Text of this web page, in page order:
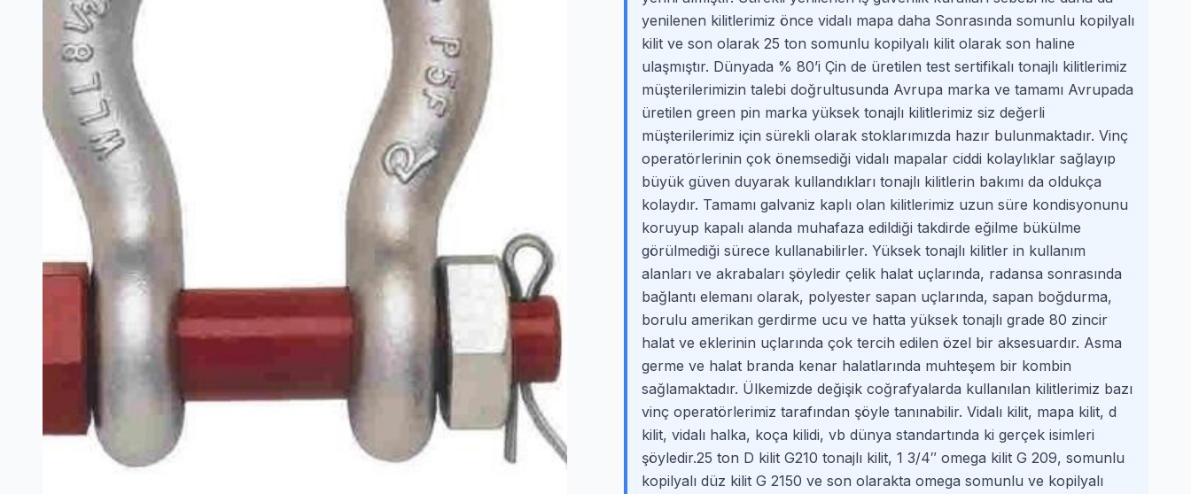
yenilenen kilitlerimiz önce vidalı mapa daha Sonrasında somunlu kopilyalı
kilit ve son olarak 25 ton somunlu kopilyalı kilit olarak son haline
ulaşmıştır. Dünyada % 80’i Çin de üretilen test sertifikalı tonajlı kilitlerimiz
müşterilerimizin talebi doğrultusunda Avrupa marka ve tamamı Avrupada
üretilen green pin marka yüksek tonajlı kilitlerimiz siz değerli
müşterilerimiz için sürekli olarak stoklarımızda hazır bulunmaktadır. Vinç
operatörlerinin çok önemsediği vidalı mapalar ciddi kolaylıklar sağlayıp
büyük güven duyarak kullandıkları tonajlı kilitlerin bakımı da oldukça
kolaydır. Tamamı galvaniz kaplı olan kilitlerimiz uzun süre kondisyonunu
koruyup kapalı alanda muhafaza edildiği takdirde eğilme bükülme
görülmediği sürece kullanabilirler. Yüksek tonajlı kilitler in kullanım
alanları ve akrabaları şöyledir çelik halat uçlarında, radansa sonrasında
bağlantı elemanı olarak, polyester sapan uçlarında, sapan boğdurma,
borulu amerikan gerdirme ucu ve hatta yüksek tonajlı grade 80 zincir
halat ve eklerinin uçlarında çok tercih edilen özel bir aksesuardır. Asma
germe ve halat branda kenar halatlarında muhteşem bir kombin
sağlamaktadır. Ülkemizde değişik coğrafyalarda kullanılan kilitlerimiz bazı
vinç operatörlerimiz tarafından şöyle tanınabilir. Vidalı kilit, mapa kilit, d
kilit, vidalı halka, koça kilidi, vb dünya standartında ki gerçek isimleri
şöyledir.25 ton D kilit G210 tonajlı kilit, 1 3/4″ omega kilit G 209, somunlu
kopilyalı düz kilit G 2150 ve son olarakta omega somunlu ve kopilyalı